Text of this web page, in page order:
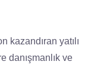
kazandıran yatılı
danışmanlık ve